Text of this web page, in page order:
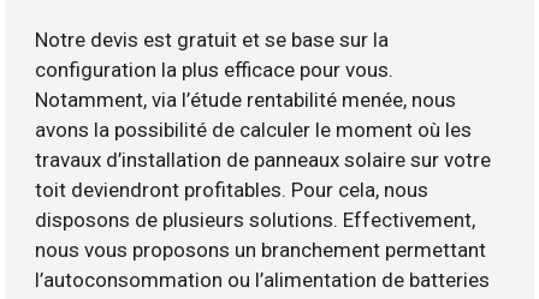
Notre devis est gratuit et se base sur la
configuration la plus efficace pour vous.
Notamment, via l’étude rentabilité menée, nous
avons la possibilité de calculer le moment où les
travaux d’installation de panneaux solaire sur votre
toit deviendront profitables. Pour cela, nous
disposons de plusieurs solutions. Effectivement,
nous vous proposons un branchement permettant
l’autoconsommation ou l’alimentation de batteries